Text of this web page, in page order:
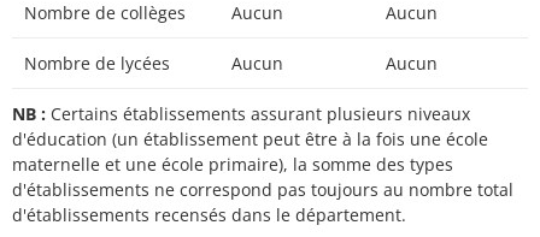
Nombre de collèges Aucun Aucun
Nombre de lycées Aucun Aucun
NB : Certains établissements assurant plusieurs niveaux
d'éducation (un établissement peut être à la fois une école
maternelle et une école primaire), la somme des types
d'établissements ne correspond pas toujours au nombre total
d'établissements recensés dans le département.